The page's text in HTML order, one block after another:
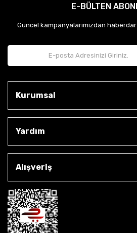
E-BÜLTEN
Güncel kampanyalarımızdan
Kurumsal
Yardım
Alışveriş